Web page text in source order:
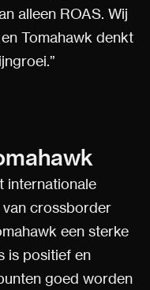
alleen ROAS. Wij
Tomahawk denkt
internationale
van crossborder
een sterke
is positief en
goed worden